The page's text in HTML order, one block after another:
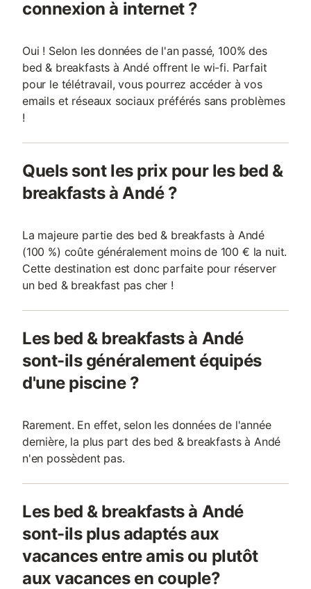
connexion à internet ?
Oui ! Selon les données de l'an passé, 100% des
bed & breakfasts à Andé offrent le wi-fi. Parfait
pour le télétravail, vous pourrez accéder à vos
emails et réseaux sociaux préférés sans problèmes
!
Quels sont les prix pour les bed &
breakfasts à Andé ?
La majeure partie des bed & breakfasts à Andé
(100 %) coûte généralement moins de 100 € la nuit.
Cette destination est donc parfaite pour réserver
un bed & breakfast pas cher !
Les bed & breakfasts à Andé
sont-ils généralement équipés
d'une piscine ?
Rarement. En effet, selon les données de l'année
dernière, la plus part des bed & breakfasts à Andé
n'en possèdent pas.
Les bed & breakfasts à Andé
sont-ils plus adaptés aux
vacances entre amis ou plutôt
aux vacances en couple?